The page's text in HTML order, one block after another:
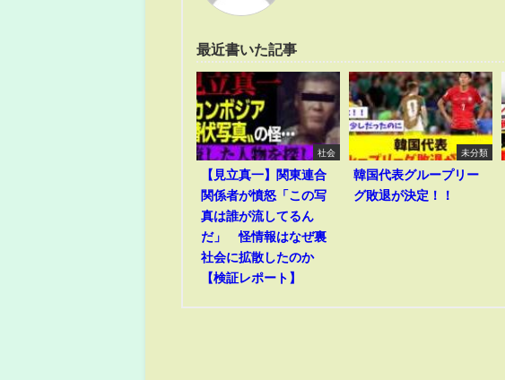
最近書いた記事
社会
【見立真一】関東連合
関係者が憤怒「この写
真は誰が流してるん
だ」 怪情報はなぜ裏
社会に拡散したのか
【検証レポート】
未分類
韓国代表グループリー
グ敗退が決定！！